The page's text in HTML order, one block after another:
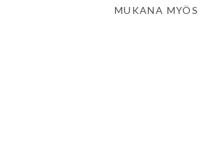
MUKANA MYÖS